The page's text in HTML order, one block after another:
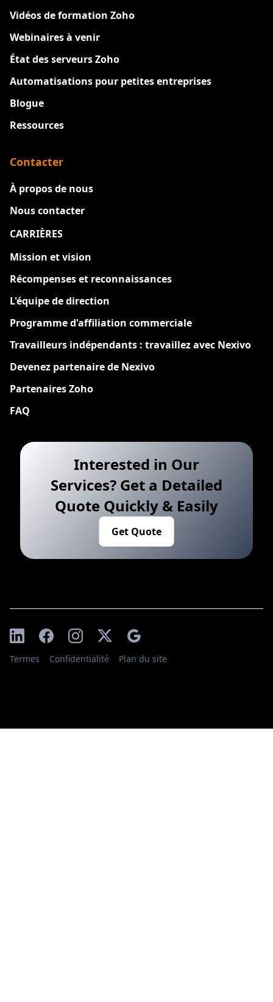
Vidéos de formation Zoho
Webinaires à venir
État des serveurs Zoho
Automatisations pour petites entreprises
Blogue
Ressources
Contacter
À propos de nous
Nous contacter
CARRIÈRES
Mission et vision
Récompenses et reconnaissances
L'équipe de direction
Programme d'affiliation commerciale
Travailleurs indépendants : travaillez avec Nexivo
Devenez partenaire de Nexivo
Partenaires Zoho
FAQ
Interested in Our
Services? Get a Detailed
Quote Quickly & Easily
Get Quote
Termes Confidentialité Plan du site